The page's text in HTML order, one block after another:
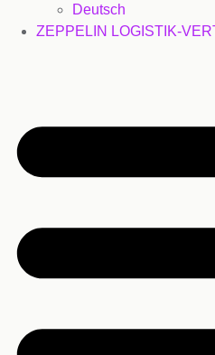
Deutsch
ZEPPELIN LOGISTIK-